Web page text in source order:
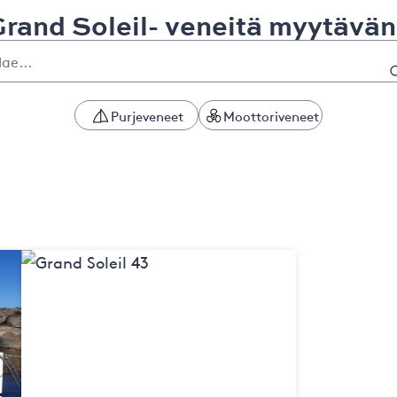
Soleil- veneitä
Purjeveneet Moottoriveneet